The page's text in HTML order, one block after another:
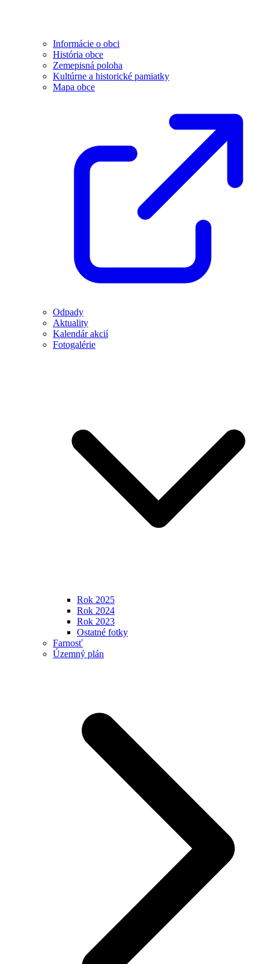
Informácie o obci
História obce
Zemepisná poloha
Kultúrne a historické pamiatky
Mapa obce
Odpady
Aktuality
Kalendár akcií
Fotogalérie
Rok 2025
Rok 2024
Rok 2023
Ostatné fotky
Farnosť
Územný plán